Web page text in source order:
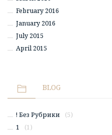
February 2016
January 2016
July 2015
April 2015
BLOG
! Без Рубрики
(5)
1
(1)